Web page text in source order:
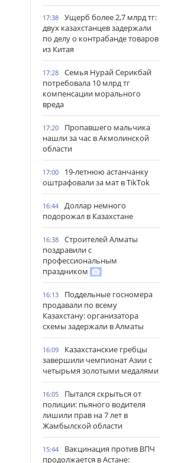
17:38
Ущерб более 2,7 млрд тг:
двух казахстанцев задержали
по делу о контрабанде товаров
из Китая
17:28
Семья Нурай Серикбай
потребовала 10 млрд тг
компенсации морального
вреда
17:20
Пропавшего мальчика
нашли за час в Акмолинской
области
17:00
19-летнюю астанчанку
оштрафовали за мат в TikTok
16:44
Доллар немного
подорожал в Казахстане
16:38
Строителей Алматы
поздравили с
профессиональным
праздником
16:13
Поддельные госномера
продавали по всему
Казахстану: организатора
схемы задержали в Алматы
16:09
Казахстанские гребцы
завершили чемпионат Азии с
четырьмя золотыми медалями
16:05
Пытался скрыться от
полиции: пьяного водителя
лишили прав на 7 лет в
Жамбылской области
15:44
Вакцинация против ВПЧ
продолжается в Астане: